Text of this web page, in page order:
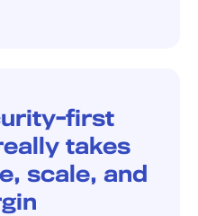
first
takes
scale, and